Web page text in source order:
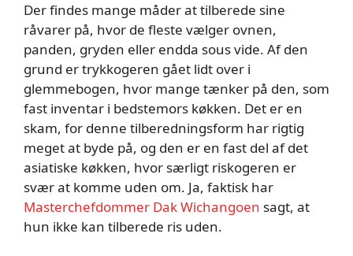
Der findes mange måder at tilberede sine
råvarer på, hvor de fleste vælger ovnen,
panden, gryden eller endda sous vide. Af den
grund er trykkogeren gået lidt over i
glemmebogen, hvor mange tænker på den, som
fast inventar i bedstemors køkken. Det er en
skam, for denne tilberedningsform har rigtig
meget at byde på, og den er en fast del af det
asiatiske køkken, hvor særligt riskogeren er
svær at komme uden om. Ja, faktisk har
Masterchefdommer Dak Wichangoen sagt, at
hun ikke kan tilberede ris uden.